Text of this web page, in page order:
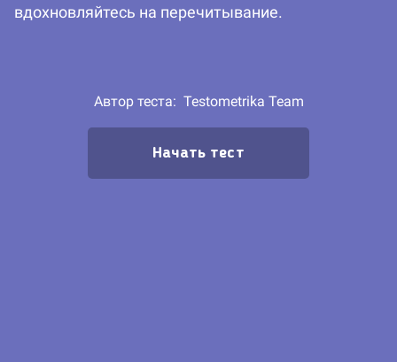
вдохновляйтесь на перечитывание.
Автор теста: Testometrika Team
Начать тест